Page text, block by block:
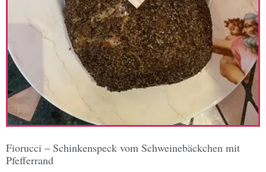
Fiorucci – Schinkenspeck vom Schweinebäckchen mit
Pfefferrand